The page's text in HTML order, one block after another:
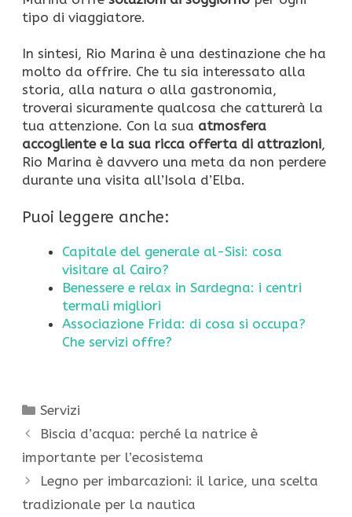
tipo di viaggiatore.
In sintesi, Rio Marina è una destinazione che ha
molto da offrire. Che tu sia interessato alla
storia, alla natura o alla gastronomia,
troverai sicuramente qualcosa che catturerà la
tua attenzione. Con la sua atmosfera
accogliente e la sua ricca offerta di attrazioni,
Rio Marina è davvero una meta da non perdere
durante una visita all’Isola d’Elba.
Puoi leggere anche:
Capitale del generale al-Sisi: cosa
visitare al Cairo?
Benessere e relax in Sardegna: i centri
termali migliori
Associazione Frida: di cosa si occupa?
Che servizi offre?
Categorie
Servizi
Biscia d’acqua: perché la natrice è
importante per l’ecosistema
Legno per imbarcazioni: il larice, una scelta
tradizionale per la nautica